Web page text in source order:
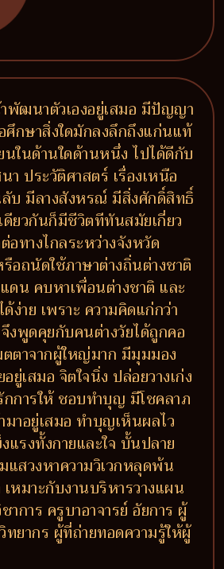
พัฒนาตัวเองอยู่เสมอ มีปัญญา
ศึกษาสิ่งใดมักลงลึกถึงแก่นแท้
นในด้านใดด้านหนึ่ง ไปได้ดีกับ
า ประวัติศาสตร์ เรื่องเหนือ
บ มีลางสังหรณ์ มีสิ่งศักดิ์สิทธิ์
ยวกันก็มีชีวิตทีทันสมัยเกี่ยว
อทางไกลระหว่างจังหวัด
อถนัดใช้ภาษาต่างถิ่นต่างชาติ
ดน คบหาเพื่อนต่างชาติ และ
าย เพราะ ความคิดแก่กว่า
งพูดคุยกับคนต่างวัยได้ถูกคอ
ตตาจากผู้ใหญ่มาก มีมุมมอง
ยู่เสมอ จิตใจนิ่ง ปล่อยวางเก่ง
กการให้ ชอบทำบุญ มีโชคลาภ
าอยู่เสมอ ทำบุญเห็นผลไว
รงทั้งกายและใจ บั้นปลาย
แสวงหาความวิเวกหลุดพ้น
หมาะกับงานบริหารวางแผน
าการ ครูบาอาจารย์ อัยการ ผู้
ยากร ผู้ที่ถ่ายทอดความรู้ให้ผู้